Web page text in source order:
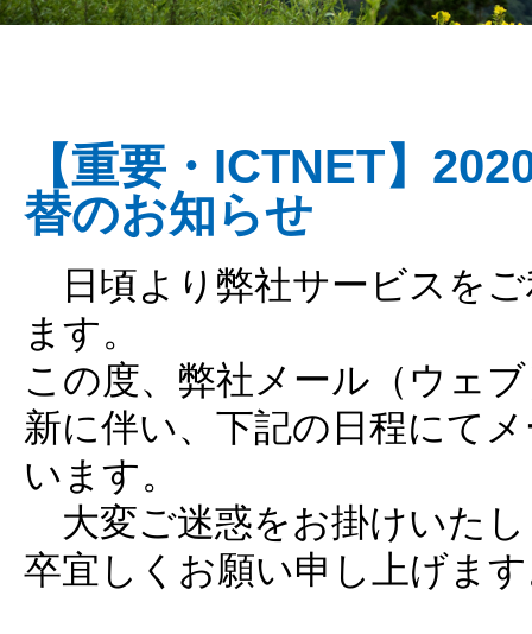
【重要・ICTNET】
替のお知らせ
日頃より弊社サービスを
ます。
この度、弊社メール（ウェ
新に伴い、下記の日程にて
います。
大変ご迷惑をお掛けいた
卒宜しくお願い申し上げま